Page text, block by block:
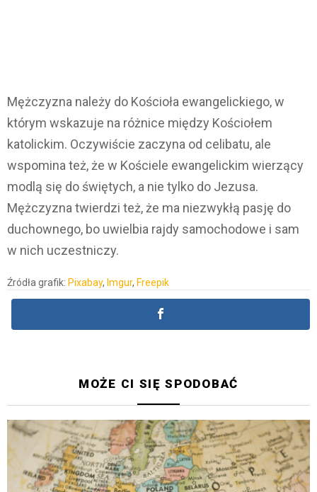
Mężczyzna należy do Kościoła ewangelickiego, w
którym wskazuje na różnice między Kościołem
katolickim. Oczywiście zaczyna od celibatu, ale
wspomina też, że w Kościele ewangelickim wierzący
modlą się do świętych, a nie tylko do Jezusa.
Mężczyzna twierdzi też, że ma niezwykłą pasję do
duchownego, bo uwielbia rajdy samochodowe i sam
w nich uczestniczy.
Źródła grafik: Pixabay, Imgur, Freepik
MOŻE CI SIĘ SPODOBAĆ